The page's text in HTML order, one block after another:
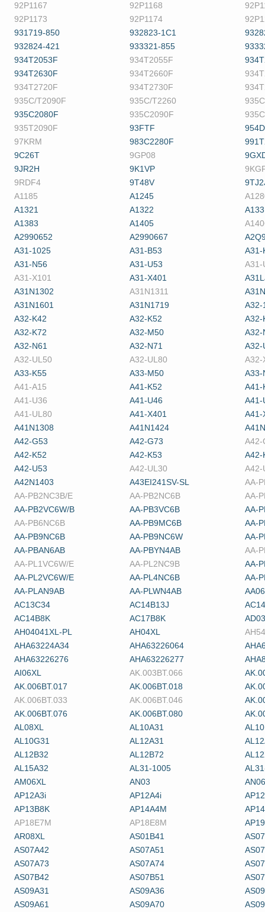
92P1167
92P1168
92P1173
92P1174
931719-850
932823-1C1
932824-421
933321-855
934T2053F
934T2055F
934T2630F
934T2660F
934T2720F
934T2730F
935C/T2090F
935C/T2260
935C2080F
935C2090F
935T2090F
93FTF
97KRM
983C2280F
9C26T
9GP08
9JR2H
9K1VP
9RDF4
9T48V
A1185
A1245
A1321
A1322
A1383
A1405
A2990652
A2990667
A31-1025
A31-B53
A31-
A31-N56
A31-U53
A31-
A31-X101
A31-X401
A31N1302
A31N1311
A31N1601
A31N1719
A32-
A32-K42
A32-K52
A32-
A32-K72
A32-M50
A32-
A32-N61
A32-N71
A32-
A32-UL50
A32-UL80
A32-
A33-K55
A33-M50
A33-
A41-A15
A41-K52
A41-
A41-U36
A41-U46
A41-
A41-UL80
A41-X401
A41-
A41N1308
A41N1424
A42-G53
A42-G73
A42-
A42-K52
A42-K53
A42-
A42-U53
A42-UL30
A42-
A42N1403
A43EI241SV-SL
AA-
AA-PB2NC3B/E
AA-PB2NC6B
AA-
AA-PB2VC6W/B
AA-PB3VC6B
AA-
AA-PB6NC6B
AA-PB9MC6B
AA-
AA-PB9NC6B
AA-PB9NC6W
AA-
AA-PBAN6AB
AA-PBYN4AB
AA-
AA-PL1VC6W/E
AA-PL2NC9B
AA-
AA-PL2VC6W/E
AA-PL4NC6B
AA-
AA-PLAN9AB
AA-PLWN4AB
AC13C34
AC14B13J
AC14B8K
AC17B8K
AH04041XL-PL
AH04XL
AHA63224A34
AHA63226064
AHA63226276
AHA63226277
AI06XL
AK.003BT.066
AK.006BT.017
AK.006BT.018
AK.006BT.033
AK.006BT.046
AK.006BT.076
AK.006BT.080
AL08XL
AL10A31
AL10G31
AL12A31
AL12B32
AL12B72
AL15A32
AL31-1005
AM06XL
AN03
AN06
AP12A3i
AP12A4i
AP13B8K
AP14A4M
AP18E7M
AP18E8M
AR08XL
AS01B41
AS07A42
AS07A51
AS07A73
AS07A74
AS07B42
AS07B51
AS09A31
AS09A36
AS09A61
AS09A70